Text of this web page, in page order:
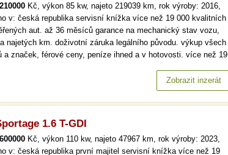
210000 Kč, výkon 85 kw, najeto 219039 km, rok výroby: 2016,
v: česká republika servisní knížka více než 19 000 kvalitních
aut. až 36 měsíců garance na mechanický stav vozu,
najetých km. doživotní záruka legálního původu. výkup všech
a značek, férové ceny, peníze ihned a v hotovosti. více než 19
stav vozu, kontrola najetých km. doživotní záruka…
Zobrazit inzerát
1.6 T-GDI
600000 Kč, výkon 110 kw, najeto 47967 km, rok výroby: 2023,
v: česká republika první majitel servisní knížka více než 19